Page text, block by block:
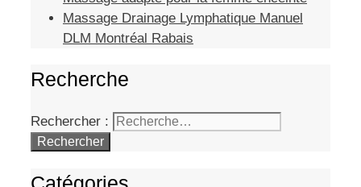
Massage Drainage Lymphatique Manuel
DLM Montréal Rabais
Recherche
Rechercher :